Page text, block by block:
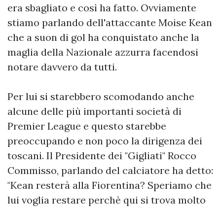
era sbagliato e così ha fatto. Ovviamente
stiamo parlando dell'attaccante Moise Kean
che a suon di gol ha conquistato anche la
maglia della Nazionale azzurra facendosi
notare davvero da tutti.
Per lui si starebbero scomodando anche
alcune delle più importanti società di
Premier League e questo starebbe
preoccupando e non poco la dirigenza dei
toscani. Il Presidente dei "Gigliati" Rocco
Commisso, parlando del calciatore ha detto:
"Kean resterà alla Fiorentina? Speriamo che
lui voglia restare perchè qui si trova molto